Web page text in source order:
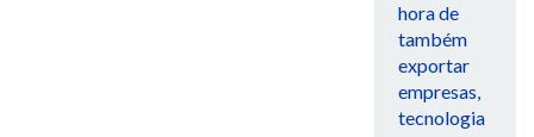
hora de
também
exportar
empresas,
tecnologia